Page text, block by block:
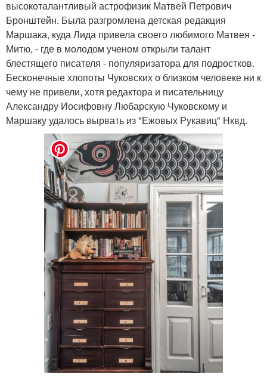
высокоталантливый астрофизик Матвей Петрович
Бронштейн. Была разгромлена детская редакция
Маршака, куда Лида привела своего любимого Матвея -
Митю, - где в молодом ученом открыли талант
блестящего писателя - популяризатора для подростков.
Бесконечные хлопоты Чуковских о близком человеке ни к
чему не привели, хотя редактора и писательницу
Александру Иосифовну Любарскую Чуковскому и
Маршаку удалось вырвать из "Ежовых Рукавиц" Нквд.